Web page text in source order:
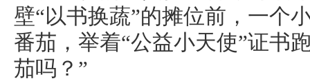
壁“以书换蔬”的摊位前，一个
番茄，举着“公益小天使”证书
茄吗？”